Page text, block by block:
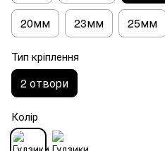
20мм 23мм 25мм
Тип кріплення
2 отвори
Колір